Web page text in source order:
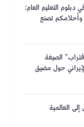
التعليم العام:
وأحلامكم تصنع
الصيغة
حول مضيق
العالمية